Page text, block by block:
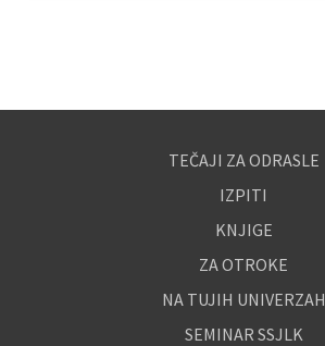
TEČAJI ZA ODRASLE
IZPITI
KNJIGE
ZA OTROKE
NA TUJIH UNIVERZAH
SEMINAR SSJLK